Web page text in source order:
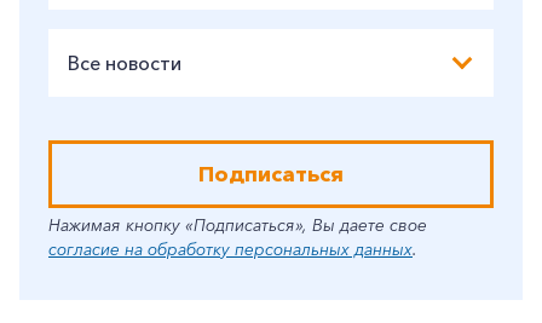
Все новости
Подписаться
Нажимая кнопку «Подписаться», Вы даете свое
согласие на обработку персональных данных.